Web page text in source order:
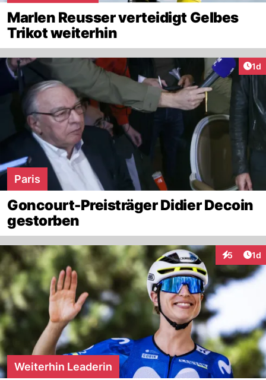
Marlen Reusser verteidigt Gelbes
Trikot weiterhin
1d
Paris
Goncourt-Preisträger Didier Decoin
gestorben
5 1d
Weiterhin Leaderin